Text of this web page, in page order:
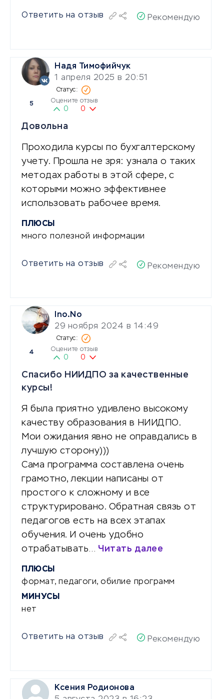
Ответить на отзыв Рекомендую
Надя Тимофийчук
1 апреля 2025 в 20:51
5 Оцените отзыв
0 0
Довольна
Проходила курсы по бухгалтерскому
учету. Прошла не зря: узнала о таких
методах работы в этой сфере, с
которыми можно эффективнее
использовать рабочее время.
ПЛЮСЫ
много полезной информации
Ответить на отзыв Рекомендую
Ino.No
29 ноября 2024 в 14:49
4 Оцените отзыв
0 0
Спасибо НИИДПО за качественные
курсы!
Я была приятно удивлено высокому
качеству образования в НИИДПО.
Мои ожидания явно не оправдались в
лучшую сторону)))
Сама программа составлена очень
грамотно, лекции написаны от
простого к сложному и все
структурировано. Обратная связь от
педагогов есть на всех этапах
обучения. И очень удобно
отрабатывать… Читать далее
ПЛЮСЫ
формат, педагоги, обилие программ
МИНУСЫ
нет
Ответить на отзыв Рекомендую
Ксения Родионова